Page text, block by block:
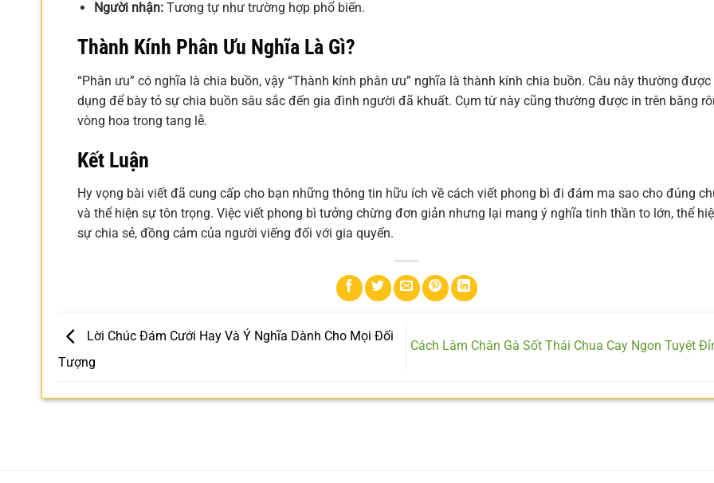
Người nhận:Tương tự như trường hợp phổ biến.
Thành Kính Phân Ưu Nghĩa Là Gì?
“Phân ưu” có nghĩa là chia buồn, vậy “Thành kính phân ưu” nghĩa là thành kính chia buồn. Câu này thường
dụng để bày tỏ sự chia buồn sâu sắc đến gia đình người đã khuất. Cụm từ này cũng thường được in trên băng
vòng hoa trong tang lễ.
Kết Luận
Hy vọng bài viết đã cung cấp cho bạn những thông tin hữu ích về cách viết phong bì đi đám ma sao cho đúng
và thể hiện sự tôn trọng. Việc viết phong bì tưởng chừng đơn giản nhưng lại mang ý nghĩa tinh thần to lớn, thể
sự chia sẻ, đồng cảm của người viếng đối với gia quyến.
Lời Chúc Đám Cưới Hay Và Ý Nghĩa Dành Cho Mọi Đối
Tượng
Cách Làm Chân Gà Sốt Thái Chua Cay Ngon Tuyệt